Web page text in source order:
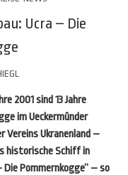
Ucra – Die
2001 sind 13 Jahre
im Ueckermünder
Ukranenland –
historische Schiff in
Pommernkogge“ – so